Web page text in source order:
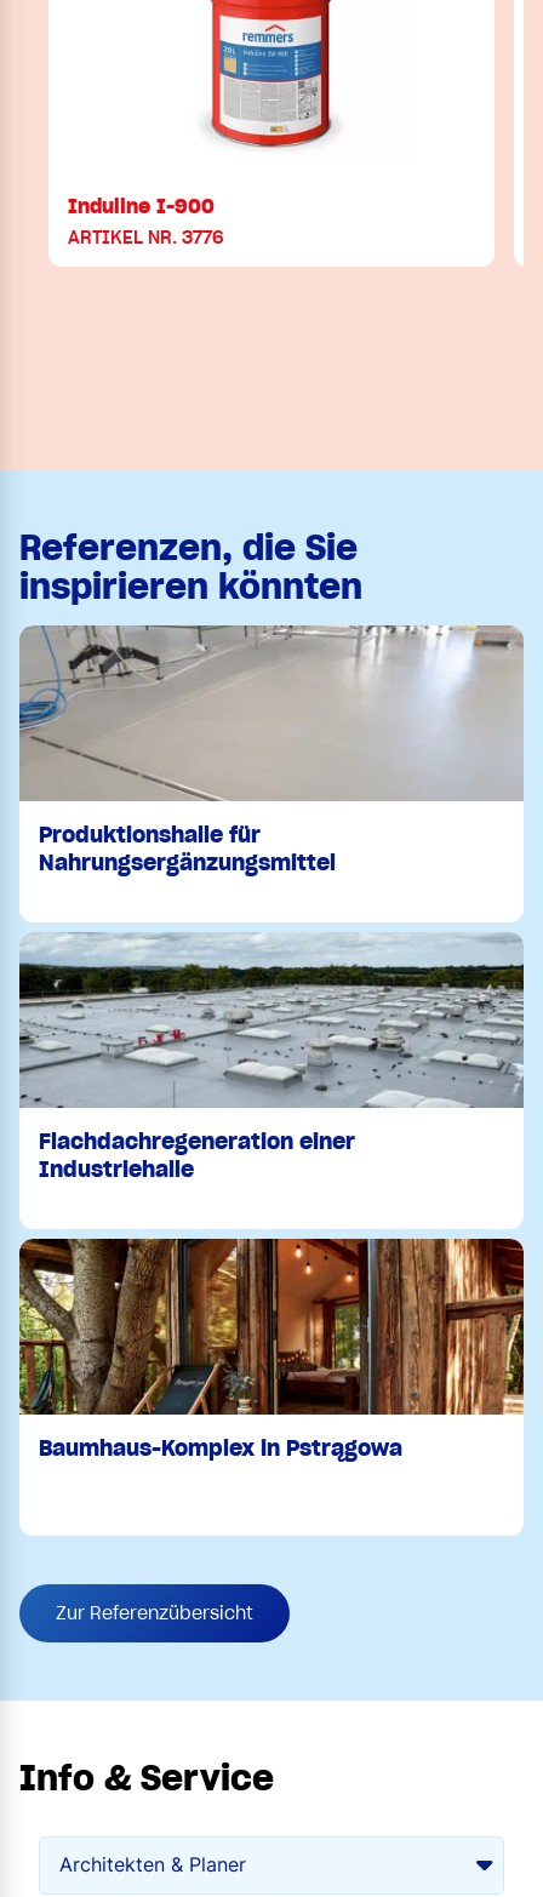
Induline I-900
ARTIKEL NR. 3776
Referenzen, die Sie
inspirieren könnten
Produktionshalle für
Nahrungsergänzungsmittel
Flachdachregeneration einer
Industriehalle
Baumhaus-Komplex in Pstrągowa
Zur Referenzübersicht
Info & Service